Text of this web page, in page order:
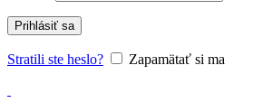
Prihlásiť sa
Stratili ste heslo? Zapamätať si ma